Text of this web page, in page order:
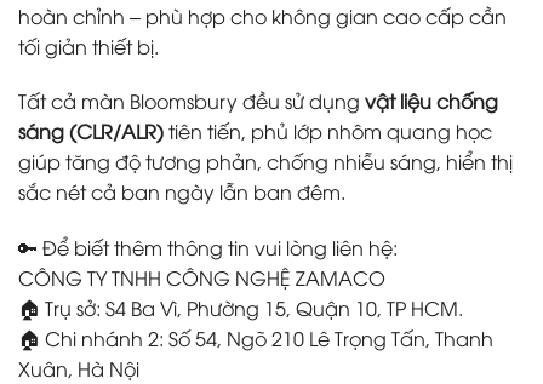
hoàn chỉnh – phù hợp cho không gian cao cấp cần
tối giản thiết bị.
Tất cả màn Bloomsbury đều sử dụng vật liệu chống
sáng (CLR/ALR)tiên tiến, phủ lớp nhôm quang học
giúp tăng độ tương phản, chống nhiễu sáng, hiển thị
sắc nét cả ban ngày lẫn ban đêm.
🔑 Để biết thêm thông tin vui lòng liên hệ:
CÔNG TY TNHH CÔNG NGHỆ ZAMACO
🏠 Trụ sở: S4 Ba Vì, Phường 15, Quận 10, TP HCM.
🏠 Chi nhánh 2: Số 54, Ngõ 210 Lê Trọng Tấn, Thanh
Xuân, Hà Nội